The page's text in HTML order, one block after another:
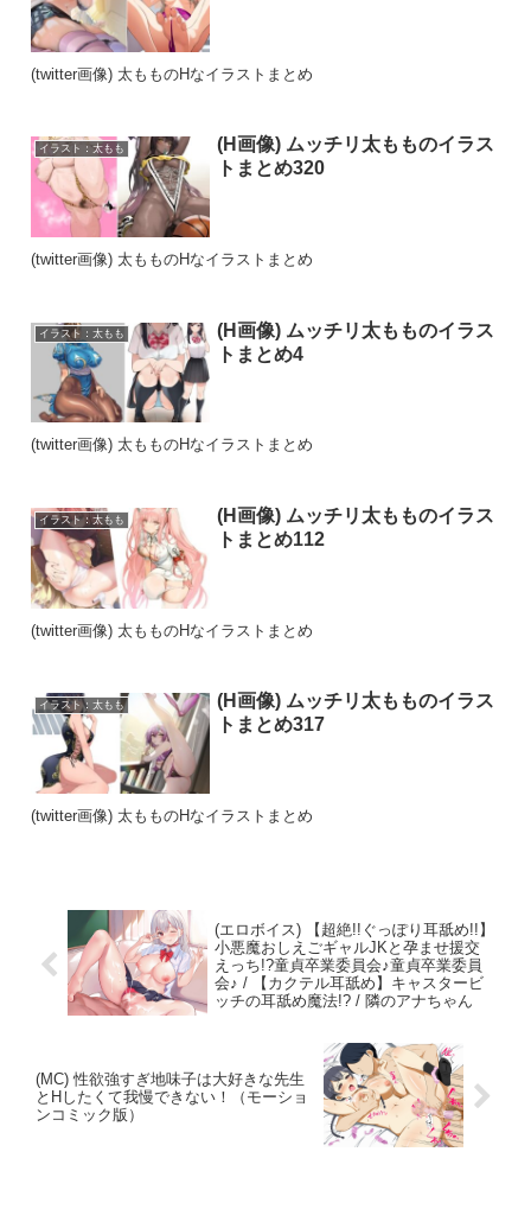
(twitter画像) 太もものHなイラストまとめ
イラスト：太もも
(H画像) ムッチリ太もものイラス
トまとめ320
(twitter画像) 太もものHなイラストまとめ
イラスト：太もも
(H画像) ムッチリ太もものイラス
トまとめ4
(twitter画像) 太もものHなイラストまとめ
イラスト：太もも
(H画像) ムッチリ太もものイラス
トまとめ112
(twitter画像) 太もものHなイラストまとめ
イラスト：太もも
(H画像) ムッチリ太もものイラス
トまとめ317
(twitter画像) 太もものHなイラストまとめ
(エロボイス) 【超絶!!ぐっぽり耳舐め!!】
小悪魔おしえごギャルJKと孕ませ援交
えっち!?童貞卒業委員会♪童貞卒業委員
会♪ / 【カクテル耳舐め】キャスタービ
ッチの耳舐め魔法!? / 隣のアナちゃん
(MC) 性欲強すぎ地味子は大好きな先生
とHしたくて我慢できない！（モーショ
ンコミック版）